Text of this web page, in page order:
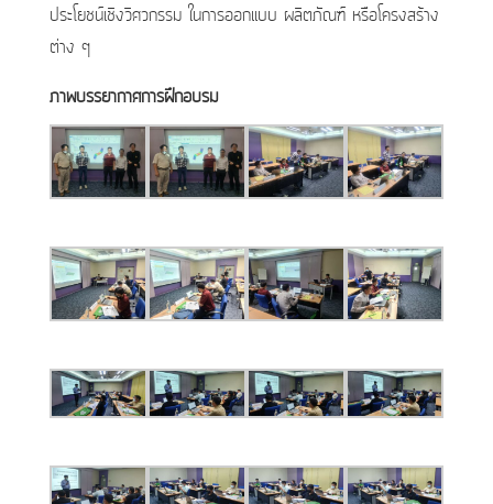
ประโยชน์เชิงวิศวกรรม ในการออกแบบ ผลิตภัณฑ์ หรือโครงสร้าง
ต่าง ๆ
ภาพบรรยากาศการฝึกอบรม